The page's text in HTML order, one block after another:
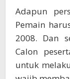
Adapun
Pemain
2008. Dan
Calon
untuk